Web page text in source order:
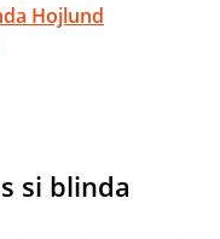
Hojlund
si blinda